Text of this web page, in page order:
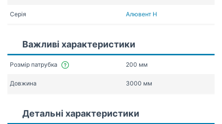
Серія Алювент Н
Важливі характеристики
Розмір патрубка 200 мм
Довжина 3000 мм
Детальні характеристики